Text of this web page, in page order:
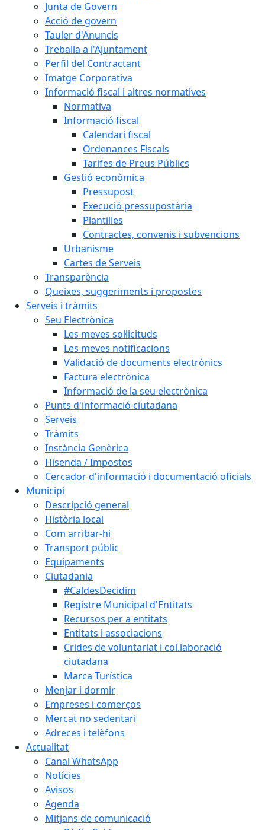
Junta de Govern
Acció de govern
Tauler d'Anuncis
Treballa a l'Ajuntament
Perfil del Contractant
Imatge Corporativa
Informació fiscal i altres normatives
Normativa
Informació fiscal
Calendari fiscal
Ordenances Fiscals
Tarifes de Preus Públics
Gestió econòmica
Pressupost
Execució pressupostària
Plantilles
Contractes, convenis i subvencions
Urbanisme
Cartes de Serveis
Transparència
Queixes, suggeriments i propostes
Serveis i tràmits
Seu Electrònica
Les meves sol·licituds
Les meves notificacions
Validació de documents electrònics
Factura electrònica
Informació de la seu electrònica
Punts d'informació ciutadana
Serveis
Tràmits
Instància Genèrica
Hisenda / Impostos
Cercador d'informació i documentació oficials
Municipi
Descripció general
Història local
Com arribar-hi
Transport públic
Equipaments
Ciutadania
#CaldesDecidim
Registre Municipal d'Entitats
Recursos per a entitats
Entitats i associacions
Crides de voluntariat i col.laboració
ciutadana
Marca Turística
Menjar i dormir
Empreses i comerços
Mercat no sedentari
Adreces i telèfons
Actualitat
Canal WhatsApp
Notícies
Avisos
Agenda
Mitjans de comunicació